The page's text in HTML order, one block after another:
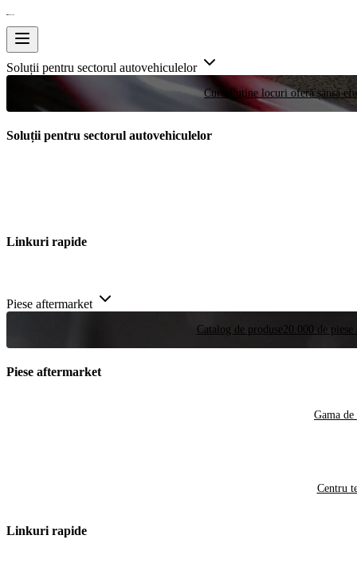
Soluții pentru sectorul autovehiculelor
Curse Puține locuri oferă șansa
Soluții pentru sectorul autovehiculelor
Linkuri rapide
Piese aftermarket
Catalog de produse 20.000 de
Piese aftermarket
Gama de
Centru
Linkuri rapide